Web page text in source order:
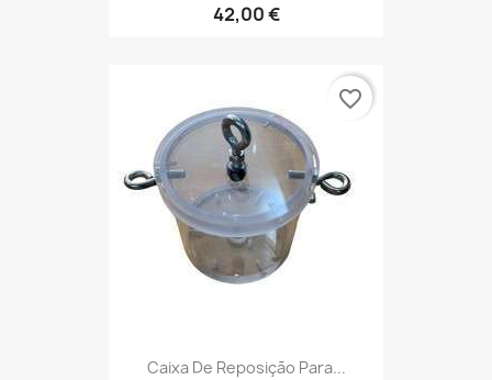
42,00 €
Caixa De Reposição Para...
favorite_border